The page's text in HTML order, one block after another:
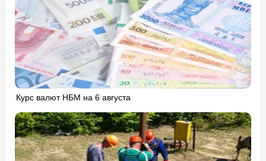
Курс валют НБМ на 6 августа